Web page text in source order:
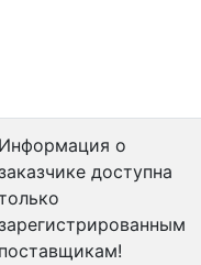
Информация о
доступна
поставщикам!